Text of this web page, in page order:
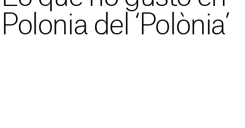
Polonia del ‘Polònia’